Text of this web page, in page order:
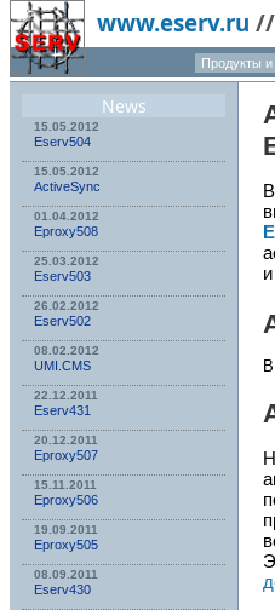
www.eserv.ru //
Продукты и
News
15.05.2012
Eserv504
15.05.2012
ActiveSync
01.04.2012
Eproxy508
25.03.2012
Eserv503
26.02.2012
Eserv502
08.02.2012
UMI.CMS
22.12.2011
Eserv431
20.12.2011
Eproxy507
15.11.2011
Eproxy506
19.09.2011
Eproxy505
08.09.2011
Eserv430
В
В